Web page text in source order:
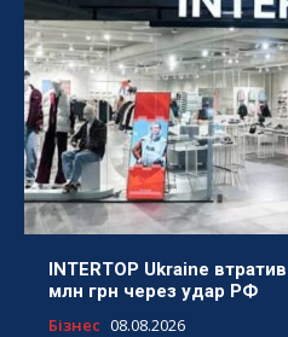
INTERTOP Ukraine
млн грн через удар РФ
Бізнес 08.08.2026